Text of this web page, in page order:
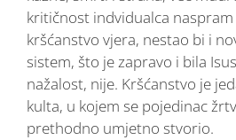
kritičnost indvidualca naspram
kršćanstvo vjera, nestao bi i
sistem, što je zapravo i bila
nažalost, nije. Kršćanstvo je
kulta, u kojem se pojedinac
prethodno umjetno stvorio.